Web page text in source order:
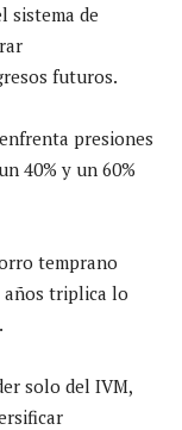
sistema de
futuros.
presiones
40% y un 60%
temprano
años triplica lo
solo del IVM,